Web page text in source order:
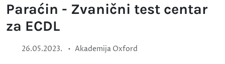
Paraćin - Zvanični test centar
za ECDL
26.05.2023. • Akademija Oxford